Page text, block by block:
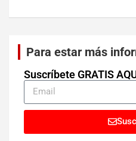
Para estar más
Suscríbete GRATIS